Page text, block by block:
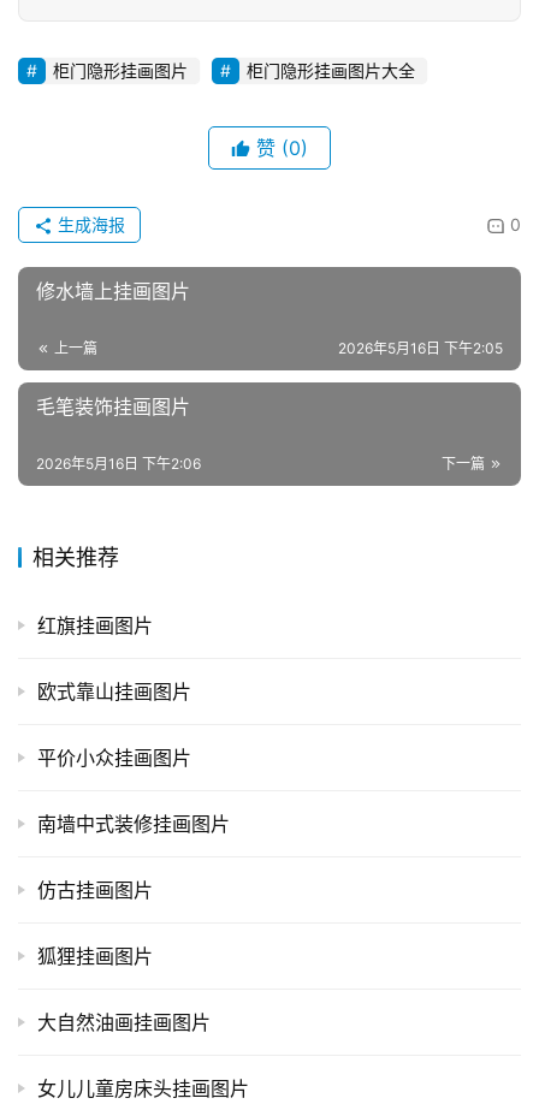
柜门隐形挂画图片 柜门隐形挂画图片大全
赞 (0)
0
生成海报
修水墙上挂画图片
上一篇 2026年5月16日 下午2:05
毛笔装饰挂画图片
下一篇
2026年5月16日 下午2:06
相关推荐
红旗挂画图片
欧式靠山挂画图片
平价小众挂画图片
南墙中式装修挂画图片
仿古挂画图片
狐狸挂画图片
大自然油画挂画图片
女儿儿童房床头挂画图片